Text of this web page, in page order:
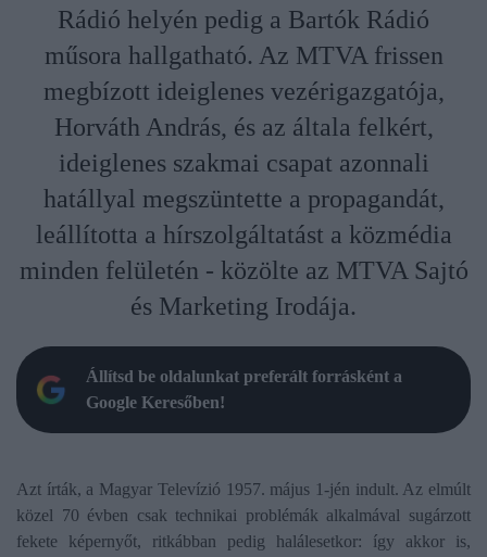
Rádió helyén pedig a Bartók Rádió
műsora hallgatható. Az MTVA frissen
megbízott ideiglenes vezérigazgatója,
Horváth András, és az általa felkért,
ideiglenes szakmai csapat azonnali
hatállyal megszüntette a propagandát,
leállította a hírszolgáltatást a közmédia
minden felületén - közölte az MTVA Sajtó
és Marketing Irodája.
Állítsd be oldalunkat preferált forrásként a
Google Keresőben!
Azt írták, a Magyar Televízió 1957. május 1-jén indult. Az elmúlt
közel 70 évben csak technikai problémák alkalmával sugárzott
fekete képernyőt, ritkábban pedig halálesetkor: így akkor is,